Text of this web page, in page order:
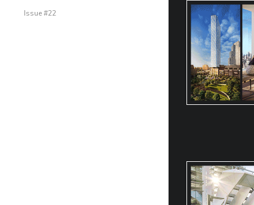
Issue #22